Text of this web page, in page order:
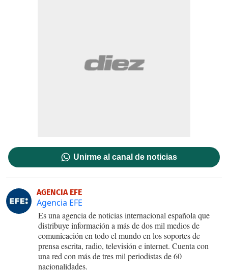
Unirme al canal de noticias
AGENCIA EFE
Agencia EFE
Es una agencia de noticias internacional española que
distribuye información a más de dos mil medios de
comunicación en todo el mundo en los soportes de
prensa escrita, radio, televisión e internet. Cuenta con
una red con más de tres mil periodistas de 60
nacionalidades.